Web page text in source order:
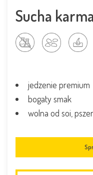
Sucha
jedzenie premium
bogaty smak
wolna od soi,